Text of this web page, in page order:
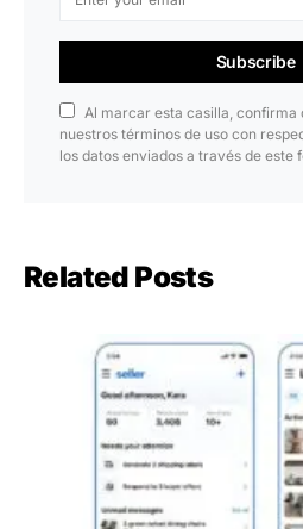
Subscribe
Al marcar esta casilla, confirma
nuestros términos de uso con
los datos enviados a través de este
Related Posts